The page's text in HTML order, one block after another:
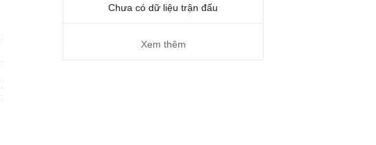
Chưa có dữ liệu trận đấu
Xem thêm